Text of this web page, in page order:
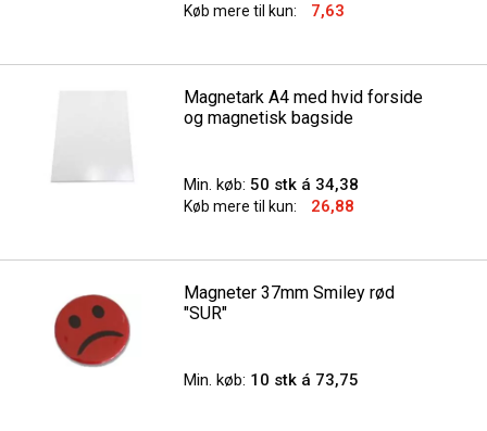
Køb mere til kun: 7,63
Magnetark A4 med hvid forside
og magnetisk bagside
Min. køb: 50 stk á 34,38
Køb mere til kun: 26,88
Magneter 37mm Smiley rød
"SUR"
Min. køb: 10 stk á 73,75